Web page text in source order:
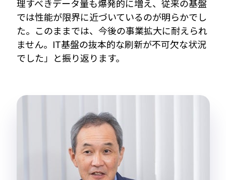
理すべきデータ量も爆発的に増え、従来の基盤
では性能が限界に近づいているのが明らかでし
た。このままでは、今後の事業拡大に耐えられ
ません。IT基盤の抜本的な刷新が不可欠な状況
でした」と振り返ります。